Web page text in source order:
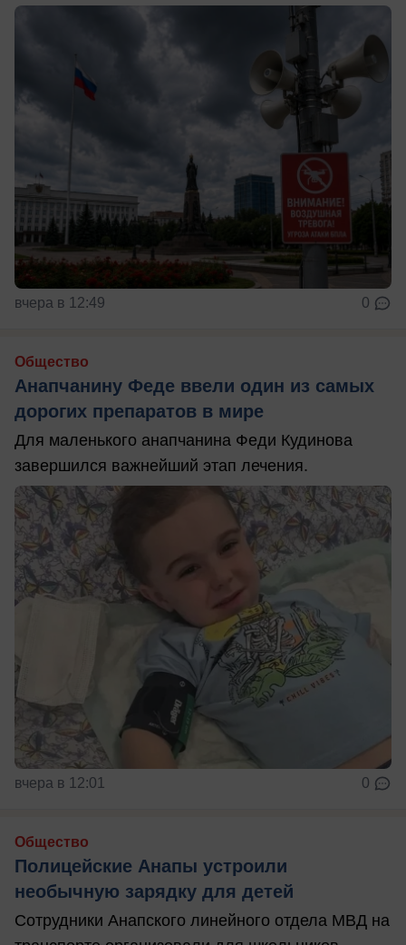
вчера в 12:49 0
Общество
Анапчанину Феде ввели один из самых
дорогих препаратов в мире
Для маленького анапчанина Феди Кудинова
завершился важнейший этап лечения.
вчера в 12:01 0
Общество
Полицейские Анапы устроили
необычную зарядку для детей
Сотрудники Анапского линейного отдела МВД на